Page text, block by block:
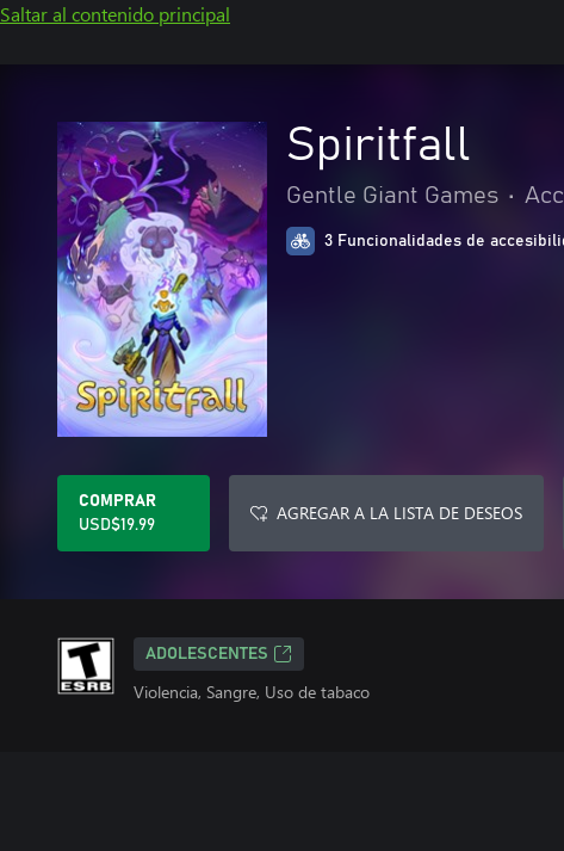
Saltar al contenido principal
Spiritfall
Gentle Giant Games •
3 Funcionalidades de
COMPRAR
USD$19.99
AGREGAR A LA LISTA DE DESEOS
ADOLESCENTES
Violencia, Sangre, Uso de tabaco